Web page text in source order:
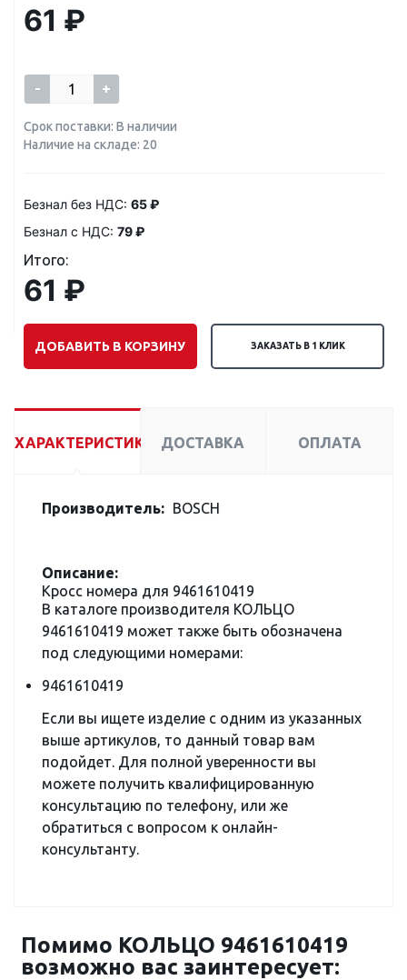
61 ₽
- +
Срок поставки: В наличии
Наличие на складе: 20
Безнал без НДС: 65 ₽
Безнал с НДС: 79 ₽
Итого:
61 ₽
ДОБАВИТЬ В КОРЗИНУ ЗАКАЗАТЬ В 1 КЛИК
ХАРАКТЕРИСТИКИ ДОСТАВКА ОПЛАТА
Производитель: BOSCH
Описание:
Кросс номера для 9461610419
В каталоге производителя КОЛЬЦО
9461610419 может также быть обозначена
под следующими номерами:
9461610419
Если вы ищете изделие с одним из указанных
выше артикулов, то данный товар вам
подойдет. Для полной уверенности вы
можете получить квалифицированную
консультацию по телефону, или же
обратиться с вопросом к онлайн-
консультанту.
Помимо КОЛЬЦО 9461610419
возможно вас заинтересует: